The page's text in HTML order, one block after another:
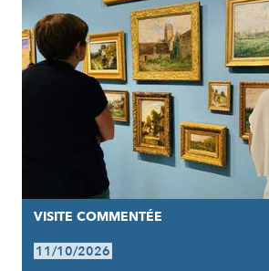
VISITE COMMENTÉE
11/10/2026